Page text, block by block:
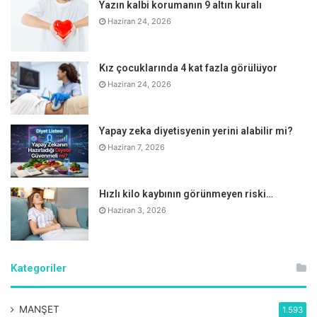
RSV’den korunmak için burun akıntısı, ateş ve öksürük gibi
solunum yolu enfeksiyonu belirtileri olan bebek, çocuk ve
erişkinlerin diğer insanlardan temasının kısıtlanmasının ve
yaşı uygunsa maske kullanmasının hastalığın kontrolünde
oldukça önemli olduğunu belirten
biliyoruz ki, RSV son derece bulaşıcı bir hastalık. Öpüşme,
bardak veya çatal-kaşık paylaşımı gibi yakın temas
durumlarında tükürük veya burun akıntısı yoluyla kişiden
kişiye kolaylıkla bulaşıyor.
Yazın kalbi korumanın 9 altın kuralı
Haziran 24, 2026
Kız çocuklarında 4 kat fazla görülüyor
Haziran 24, 2026
Yapay zeka diyetisyenin yerini alabilir mi?
Haziran 7, 2026
Hızlı kilo kaybının görünmeyen riski…
Haziran 3, 2026
Kategoriler
MANŞET 1.593